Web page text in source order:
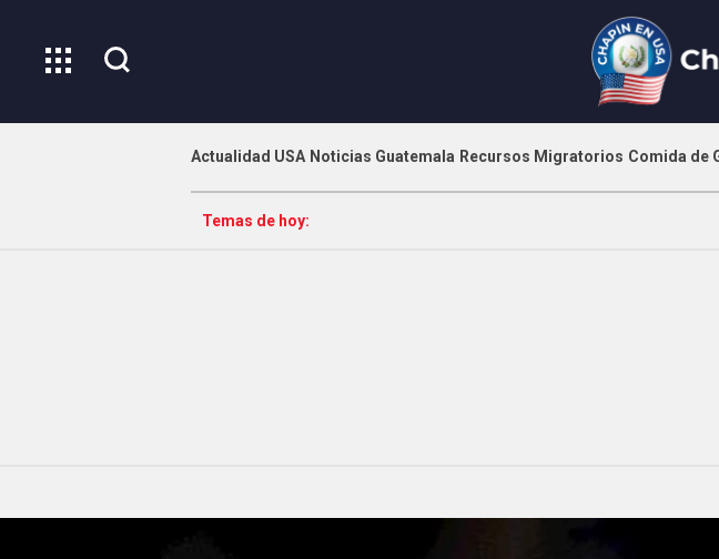
Actualidad USA Noticias Guatemala Recursos Migratorios Comida de
Temas de hoy: